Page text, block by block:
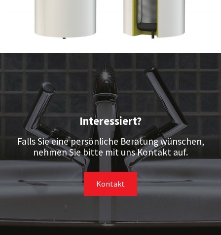
Interessiert?
Falls Sie eine persönliche Beratung wünschen,
nehmen Sie bitte mit uns Kontakt auf.
Kontakt